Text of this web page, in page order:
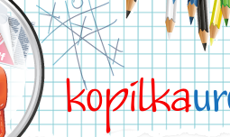
kopilka